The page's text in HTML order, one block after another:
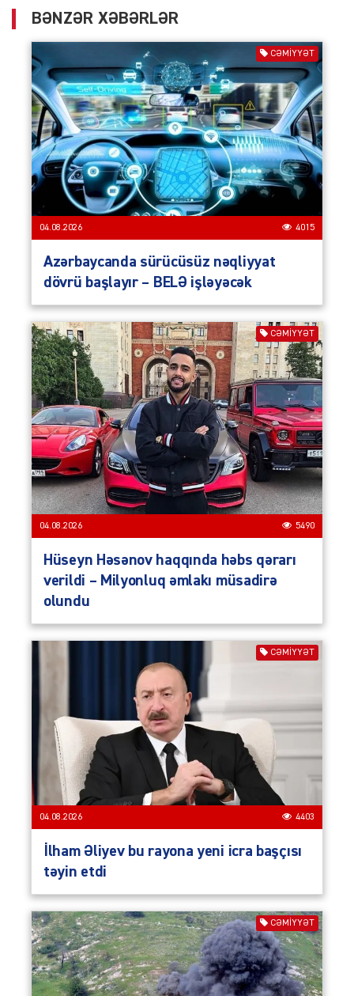
BƏNZƏR XƏBƏRLƏR
CƏMIYYƏT
04.08.2026 4015
Azərbaycanda sürücüsüz nəqliyyat
dövrü başlayır – BELƏ işləyəcək
CƏMIYYƏT
04.08.2026 5490
Hüseyn Həsənov haqqında həbs qərarı
verildi – Milyonluq əmlakı müsadirə
olundu
CƏMIYYƏT
04.08.2026 4403
İlham Əliyev bu rayona yeni icra başçısı
təyin etdi
CƏMIYYƏT